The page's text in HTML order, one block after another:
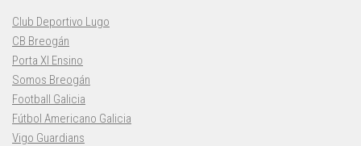
Club Deportivo Lugo
CB Breogán
Porta XI Ensino
Somos Breogán
Football Galicia
Fútbol Americano Galicia
Vigo Guardians